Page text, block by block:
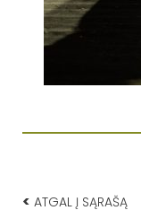
< ATGAL Į SĄRAŠĄ